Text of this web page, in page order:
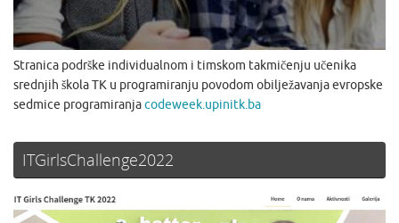
Stranica podrške individualnom i timskom takmičenju učenika
srednjih škola TK u programiranju povodom obilježavanja evropske
sedmice programiranjacodeweek.upinitk.ba
ITGirlsChallenge2022